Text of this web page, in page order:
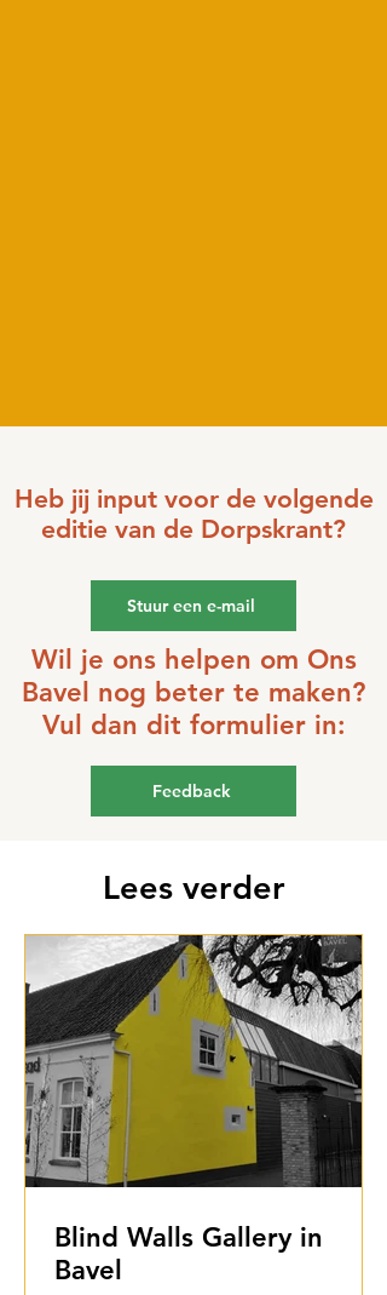
Heb jij input voor de volgende
editie van de Dorpskrant?
Stuur een e-mail
Wil je ons helpen om Ons
Bavel nog beter te maken?
Vul dan dit formulier in:
Feedback
Lees verder
Blind Walls Gallery in
Bavel